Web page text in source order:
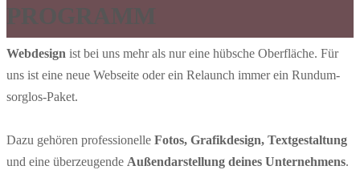
PROGRAMM
Webdesign ist bei uns mehr als nur eine hübsche Oberfläche. Für
uns ist eine neue Webseite oder ein Relaunch immer ein Rundum-
sorglos-Paket.
Dazu gehören professionelle Fotos, Grafikdesign, Textgestaltung
und eine überzeugende Außendarstellung deines Unternehmens.